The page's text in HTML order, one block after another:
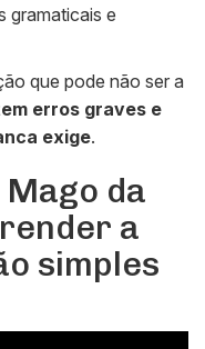
gramaticais e
que pode não ser a
erros graves e
exige.
da
a
simples